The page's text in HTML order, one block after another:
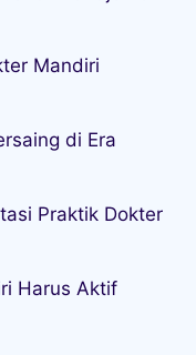
Mandiri
di Era
Praktik Dokter
Harus Aktif